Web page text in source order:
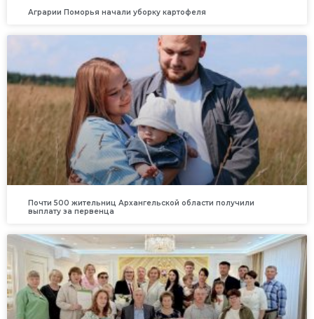
Аграрии Поморья начали уборку картофеля
Почти 500 жительниц Архангельской области получили
выплату за первенца